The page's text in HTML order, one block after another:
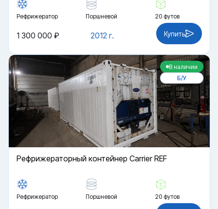
Рефрижератор Поршневой 20 футов
2012 г.
1 300 000 ₽ Купить
В наличии
Б/У
Рефрижераторный контейнер Carrier REF
Рефрижератор Поршневой 20 футов